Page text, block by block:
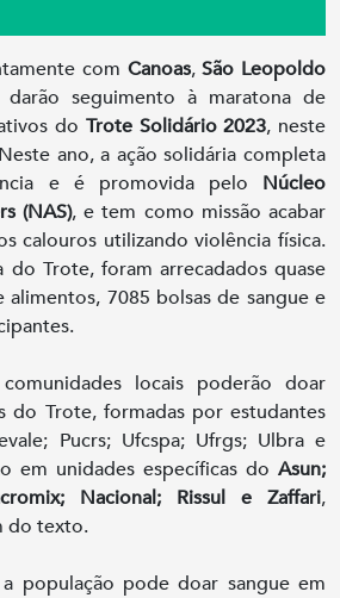
com Canoas,São Leopoldo
darão seguimento à maratona de
do Trote Solidário 2023, neste
ano, a ação solidária completa
e é promovida pelo Núcleo
(NAS), e tem como missão acabar
calouros utilizando violência física.
Trote, foram arrecadados quase
alimentos, 7085 bolsas de sangue e
locais poderão doar
do Trote, formadas por estudantes
Pucrs; Ufcspa; Ufrgs; Ulbra e
em unidades específicas do Asun;
Nacional; Rissul e Zaffari,
do texto.
população pode doar sangue em